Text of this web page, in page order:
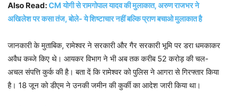
Also Read:CM योगी से रामगोपाल यादव की मुलाकात, अरुण राजभर ने
अखिलेश पर कसा तंज, बोले- ये शिष्टाचार नहीं बल्कि प्राण बचाओ मुलाकात है
जानकारी के मुताबिक, रामेश्वर ने सरकारी और गैर सरकारी भूमि पर डरा धमकाकर
अवैध कब्जे किए थे। आयकर विभाग ने भी अब तक करीब 52 करोड़ की चल-
अचल संपत्ति कुर्क की है। बता दें कि रामेश्वर को पुलिस ने आगरा से गिरफ्तार किया
है। 18 जून को डीएम ने उनकी जमीन की कुर्की का आदेश जारी किया था।